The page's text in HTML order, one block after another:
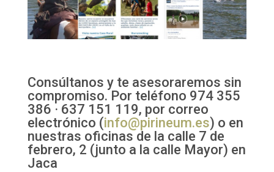
Consúltanos y te asesoraremos sin
compromiso. Por teléfono 974 355
386 · 637 151 119, por correo
electrónico (info@pirineum.es) o en
nuestras oficinas de la calle 7 de
febrero, 2 (junto a la calle Mayor) en
Jaca